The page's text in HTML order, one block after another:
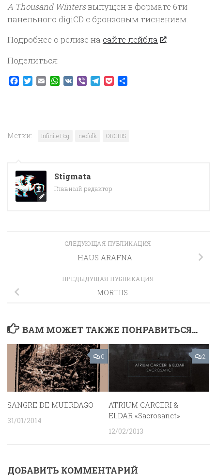
A Thousand Wintersвыпущен в формате 6ти
панельного digiCD с бронзовым тиснением.
Подробнее о релизе на сайте лейбла
.
Поделиться:
Facebook
TwitterEmailWhatsApp
VK ViberTelegram
Pocket
Метки: Infinite Fog neofolk ORCHIS
Stigmata
Главный редактор
СЛЕДУЮЩАЯ ПУБЛИКАЦИЯ
HAUS ARAFNA
ПРЕДЫДУЩАЯ ПУБЛИКАЦИЯ
MORTIIS
ВАМ МОЖЕТ ТАКЖЕ ПОНРАВИТЬСЯ...
0
SANGRE DE MUERDAGO
31/01/2014
2
ATRIUM CARCERI &
ELDAR «Sacrosanct»
12/02/2013
ДОБАВИТЬ КОММЕНТАРИЙ